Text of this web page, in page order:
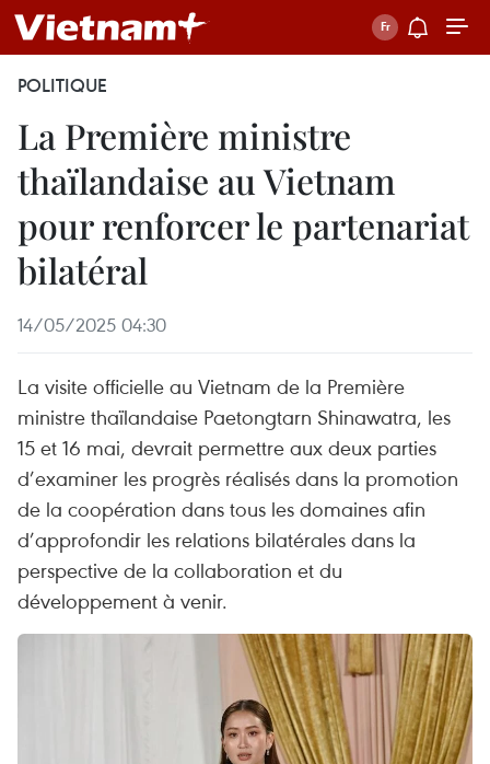
POLITIQUE
La Première ministre
thaïlandaise au Vietnam
pour renforcer le partenariat
bilatéral
14/05/2025 04:30
La visite officielle au Vietnam de la Première
ministre thaïlandaise Paetongtarn Shinawatra, les
15 et 16 mai, devrait permettre aux deux parties
d’examiner les progrès réalisés dans la promotion
de la coopération dans tous les domaines afin
d’approfondir les relations bilatérales dans la
perspective de la collaboration et du
développement à venir.